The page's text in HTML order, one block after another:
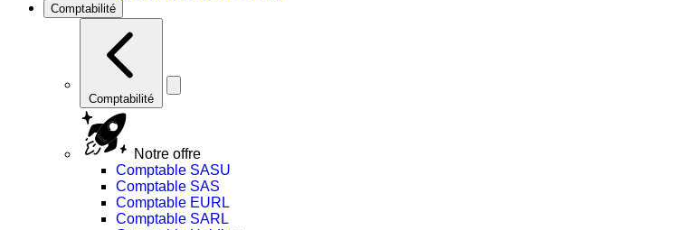
Comptabilité
Comptabilité
Notre offre
Comptable SASU
Comptable SAS
Comptable EURL
Comptable SARL